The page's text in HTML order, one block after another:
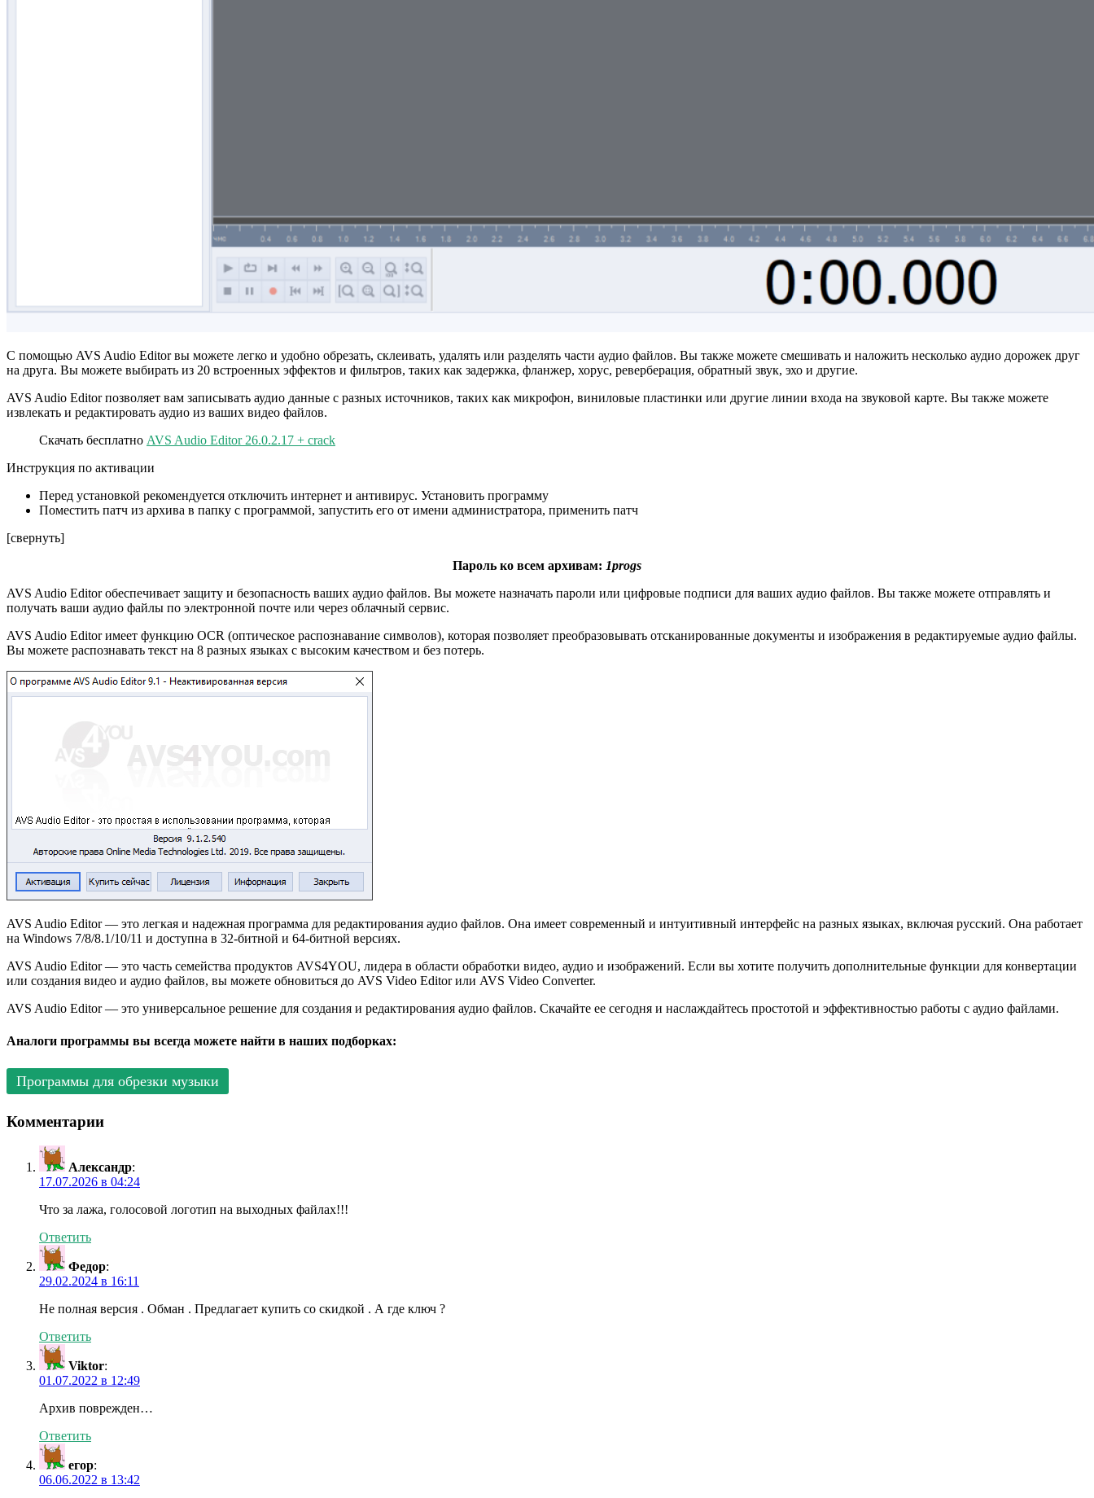
С помощью AVS Audio Editor вы можете легко и удобно обрезать, склеивать, удалять или разделять части аудио файлов. Вы также можете смешивать и наложить несколько аудио дорожек друг
на друга. Вы можете выбирать из 20 встроенных эффектов и фильтров, таких как задержка, фланжер, хорус, реверберация, обратный звук, эхо и другие.
AVS Audio Editor позволяет вам записывать аудио данные с разных источников, таких как микрофон, виниловые пластинки или другие линии входа на звуковой карте. Вы также можете
извлекать и редактировать аудио из ваших видео файлов.
Скачать бесплатно AVS Audio Editor 26.0.2.17 + crack
Инструкция по активации
Перед установкой рекомендуется отключить интернет и антивирус. Установить программу
Поместить патч из архива в папку с программой, запустить его от имени администратора, применить патч
[свернуть]
Пароль ко всем архивам: 1progs
AVS Audio Editor обеспечивает защиту и безопасность ваших аудио файлов. Вы можете назначать пароли или цифровые подписи для ваших аудио файлов. Вы также можете отправлять и
получать ваши аудио файлы по электронной почте или через облачный сервис.
AVS Audio Editor имеет функцию OCR (оптическое распознавание символов), которая позволяет преобразовывать отсканированные документы и изображения в редактируемые аудио файлы.
Вы можете распознавать текст на 8 разных языках с высоким качеством и без потерь.
AVS Audio Editor — это легкая и надежная программа для редактирования аудио файлов. Она имеет современный и интуитивный интерфейс на разных языках, включая русский. Она работает
на Windows 7/8/8.1/10/11 и доступна в 32-битной и 64-битной версиях.
AVS Audio Editor — это часть семейства продуктов AVS4YOU, лидера в области обработки видео, аудио и изображений. Если вы хотите получить дополнительные функции для конвертации
или создания видео и аудио файлов, вы можете обновиться до AVS Video Editor или AVS Video Converter.
AVS Audio Editor — это универсальное решение для создания и редактирования аудио файлов. Скачайте ее сегодня и наслаждайтесь простотой и эффективностью работы с аудио файлами.
Аналоги программы вы всегда можете найти в наших подборках:
Программы для обрезки музыки
Комментарии
Александр:
17.07.2026 в 04:24
Что за лажа, голосовой логотип на выходных файлах!!!
Ответить
Федор:
29.02.2024 в 16:11
Не полная версия . Обман . Предлагает купить со скидкой . А где ключ ?
Ответить
Viktor:
01.07.2022 в 12:49
Архив поврежден…
Ответить
егор:
06.06.2022 в 13:42